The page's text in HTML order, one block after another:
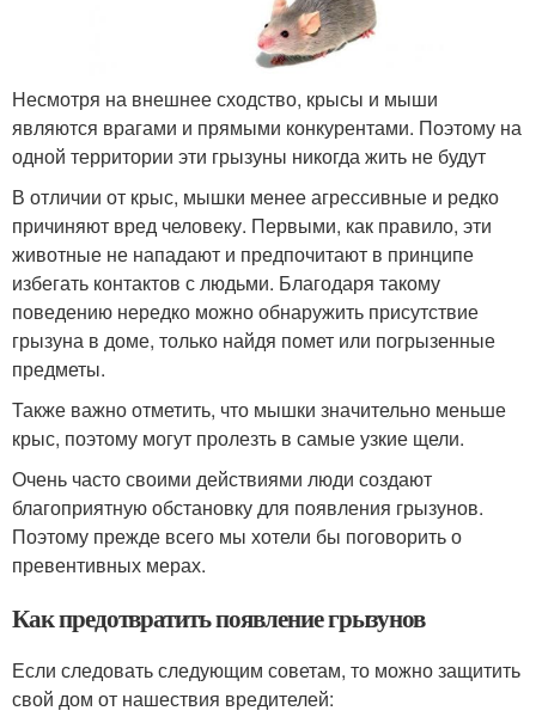
Несмотря на внешнее сходство, крысы и мыши
являются врагами и прямыми конкурентами. Поэтому на
одной территории эти грызуны никогда жить не будут
В отличии от крыс, мышки менее агрессивные и редко
причиняют вред человеку. Первыми, как правило, эти
животные не нападают и предпочитают в принципе
избегать контактов с людьми. Благодаря такому
поведению нередко можно обнаружить присутствие
грызуна в доме, только найдя помет или погрызенные
предметы.
Также важно отметить, что мышки значительно меньше
крыс, поэтому могут пролезть в самые узкие щели.
Очень часто своими действиями люди создают
благоприятную обстановку для появления грызунов.
Поэтому прежде всего мы хотели бы поговорить о
превентивных мерах.
Как предотвратить появление грызунов
Если следовать следующим советам, то можно защитить
свой дом от нашествия вредителей: